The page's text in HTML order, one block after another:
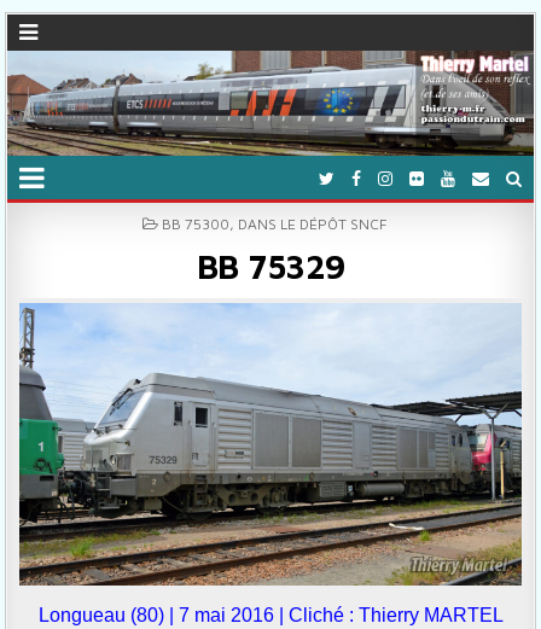
POSTED IN
BB 75300, DANS LE DÉPÔT SNCF
BB 75329
Longueau (80) | 7 mai 2016 | Cliché : Thierry MARTEL